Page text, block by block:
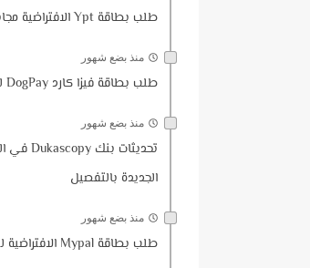
طلب بطاقة Ypt الافتراضية مجانا للدفع والشراء اون لاين | طريقة التسجيل والتوثيق وطلب البطاقة خطوة بخطوة
منذ بضع شهور
طلب بطاقة فيزا كارد DogPay للدفع والشراء اون لاين🔥طريقة التسجيل والتوثيق+ تجربة الشراء من AliExpress
منذ بضع شهور
الجديدة بالتفصيل
منذ بضع شهور
طلب بطاقة Mypal الافتراضية للشراء والدفع اون لاين مع هدية 5$ للمستخدمين الجدد | منافس قوي لريدوت باي